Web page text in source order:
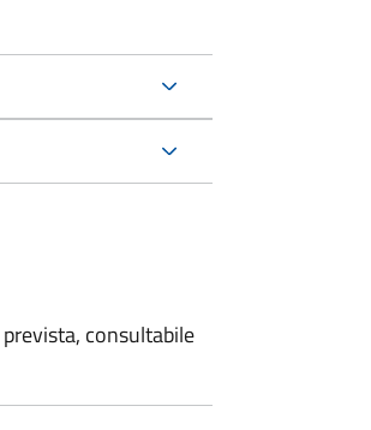
consultabile